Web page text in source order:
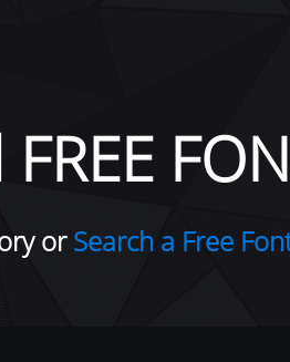
orSearch a Free